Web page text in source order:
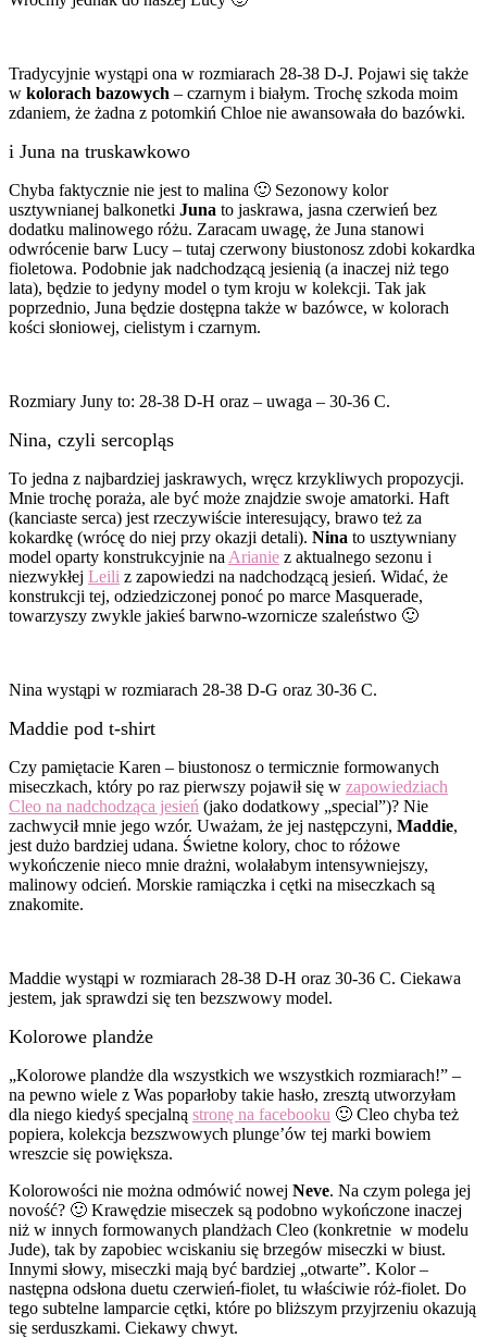
Tradycyjnie wystąpi ona w rozmiarach 28-38 D-J. Pojawi się także
w kolorach bazowych – czarnym i białym. Trochę szkoda moim
zdaniem, że żadna z potomkiń Chloe nie awansowała do bazówki.
i Juna na truskawkowo
Chyba faktycznie nie jest to malina 🙂 Sezonowy kolor
usztywnianej balkonetki Juna to jaskrawa, jasna czerwień bez
dodatku malinowego różu. Zaracam uwagę, że Juna stanowi
odwrócenie barw Lucy – tutaj czerwony biustonosz zdobi kokardka
fioletowa. Podobnie jak nadchodzącą jesienią (a inaczej niż tego
lata), będzie to jedyny model o tym kroju w kolekcji. Tak jak
poprzednio, Juna będzie dostępna także w bazówce, w kolorach
kości słoniowej, cielistym i czarnym.
Rozmiary Juny to: 28-38 D-H oraz – uwaga – 30-36 C.
Nina, czyli sercopląs
To jedna z najbardziej jaskrawych, wręcz krzykliwych propozycji.
Mnie trochę poraża, ale być może znajdzie swoje amatorki. Haft
(kanciaste serca) jest rzeczywiście interesujący, brawo też za
kokardkę (wrócę do niej przy okazji detali). Nina to usztywniany
model oparty konstrukcyjnie na Arianie z aktualnego sezonu i
niezwykłej Leili z zapowiedzi na nadchodzącą jesień. Widać, że
konstrukcji tej, odziedziczonej ponoć po marce Masquerade,
towarzyszy zwykle jakieś barwno-wzornicze szaleństwo 🙂
Nina wystąpi w rozmiarach 28-38 D-G oraz 30-36 C.
Maddie pod t-shirt
Czy pamiętacie Karen – biustonosz o termicznie formowanych
miseczkach, który po raz pierwszy pojawił się w zapowiedziach
Cleo na nadchodząca jesień (jako dodatkowy „special”)? Nie
zachwycił mnie jego wzór. Uważam, że jej następczyni, Maddie,
jest dużo bardziej udana. Świetne kolory, choc to różowe
wykończenie nieco mnie drażni, wolałabym intensywniejszy,
malinowy odcień. Morskie ramiączka i cętki na miseczkach są
znakomite.
Maddie wystąpi w rozmiarach 28-38 D-H oraz 30-36 C. Ciekawa
jestem, jak sprawdzi się ten bezszwowy model.
Kolorowe plandże
„Kolorowe plandże dla wszystkich we wszystkich rozmiarach!” –
na pewno wiele z Was poparłoby takie hasło, zresztą utworzyłam
dla niego kiedyś specjalną stronę na facebooku 🙂 Cleo chyba też
popiera, kolekcja bezszwowych plunge’ów tej marki bowiem
wreszcie się powiększa.
Kolorowości nie można odmówić nowej Neve. Na czym polega jej
novość? 🙂 Krawędzie miseczek są podobno wykończone inaczej
niż w innych formowanych plandżach Cleo (konkretnie w modelu
Jude), tak by zapobiec wciskaniu się brzegów miseczki w biust.
Innymi słowy, miseczki mają być bardziej „otwarte”. Kolor –
następna odsłona duetu czerwień-fiolet, tu właściwie róż-fiolet. Do
tego subtelne lamparcie cętki, które po bliższym przyjrzeniu okazują
się serduszkami. Ciekawy chwyt.